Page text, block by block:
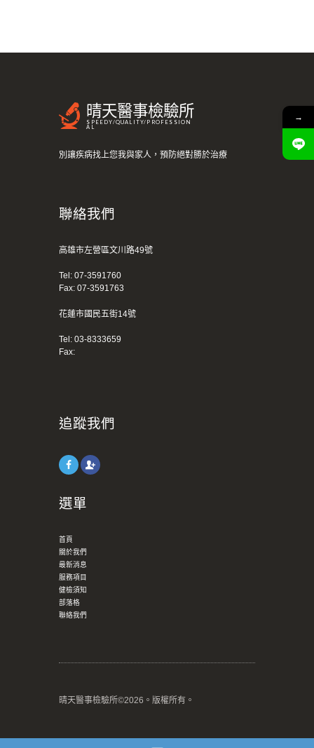
晴天醫事檢驗所
SPEEDY/QUALITY/PROFESSION
AL
別讓疾病找上您我與家人，預防絕對勝於治療
聯絡我們
高雄市左營區文川路49號
Tel: 07-3591760
Fax: 07-3591763
花蓮市國民五街14號
Tel: 03-8333659
Fax:
追蹤我們
選單
首頁
關於我們
最新消息
服務項目
健檢須知
部落格
聯絡我們
晴天醫事檢驗所©2026。版權所有。
→